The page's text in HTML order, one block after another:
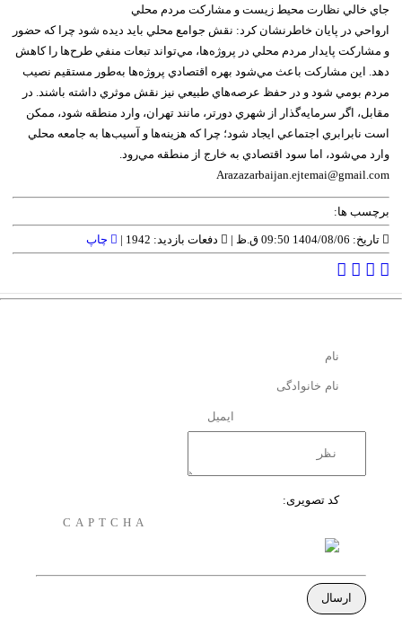
جاي خالي نظارت محيط زيست و مشارکت مردم محلي
ارواحي در پايان خاطرنشان کرد: نقش جوامع محلي بايد ديده شود چرا که حضور
و مشارکت پايدار مردم محلي در پروژه‌ها، مي‌تواند تبعات منفي طرح‌ها را کاهش
دهد. اين مشارکت باعث مي‌شود بهره اقتصادي پروژه‌ها به‌طور مستقيم نصيب
مردم بومي شود و در حفظ عرصه‌هاي طبيعي نيز نقش موثري داشته باشند. در
مقابل، اگر سرمايه‌گذار از شهري دورتر، مانند تهران، وارد منطقه شود، ممکن
است نابرابري اجتماعي ايجاد شود؛ چرا که هزينه‌ها و آسيب‌ها به جامعه محلي
وارد مي‌شود، اما سود اقتصادي به خارج از منطقه مي‌رود.
Arazazarbaijan.ejtemai@gmail.com
برچسب ها:
تاریخ: 1404/08/06 09:50 ق.ظ | دفعات بازدید: 1942 | چاپ
کد تصویری: